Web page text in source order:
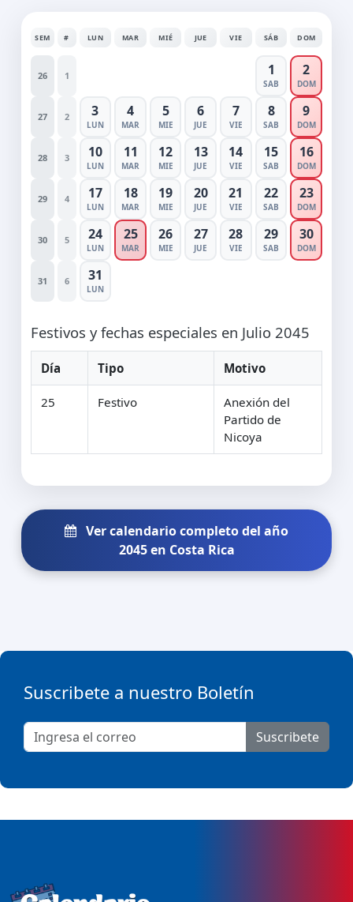
SEM # LUN MAR MIÉ JUE VIE SÁB DOM
26 1 1
SAB
2
DOM
27 2 3
LUN
4
MAR
5
MIE
6
JUE
7
VIE
8
SAB
9
DOM
28 3 10
LUN
11
MAR
12
MIE
13
JUE
14
VIE
15
SAB
16
DOM
29 4 17
LUN
18
MAR
19
MIE
20
JUE
21
VIE
22
SAB
23
DOM
30 5 24
LUN
25
MAR
26
MIE
27
JUE
28
VIE
29
SAB
30
DOM
31 6 31
LUN
Festivos y fechas especiales en Julio 2045
Día Tipo Motivo
25 Festivo
Anexión del
Partido de
Nicoya
Ver calendario completo del año
2045 en Costa Rica
Suscribete a nuestro Boletín
Suscribete